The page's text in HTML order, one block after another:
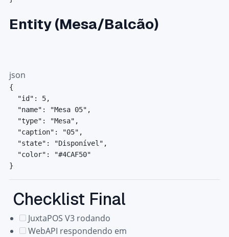
Entity (Mesa/Balcão)
json
{
"id" : 5,
"name" : "Mesa 05" ,
"type" : "Mesa" ,
"caption" : "05" ,
"state" : "Disponível" ,
"color" :
"#4CAF50"
}
Checklist Final
JuxtaPOS V3 rodando
WebAPI respondendo em